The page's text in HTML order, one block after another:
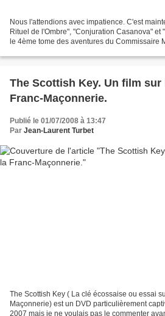
Nous l'attendions avec impatience. C'est
Rituel de l'Ombre", "Conjuration Casanova" et
le 4ème tome des aventures du Commissaire
The Scottish Key. Un film
Franc-Maçonnerie.
Publié le 01/07/2008 à 13:47
Par Jean-Laurent Turbet
The Scottish Key ( La clé écossaise ou essai
Maçonnerie) est un DVD particulièrement
2007 mais je ne voulais pas le commenter